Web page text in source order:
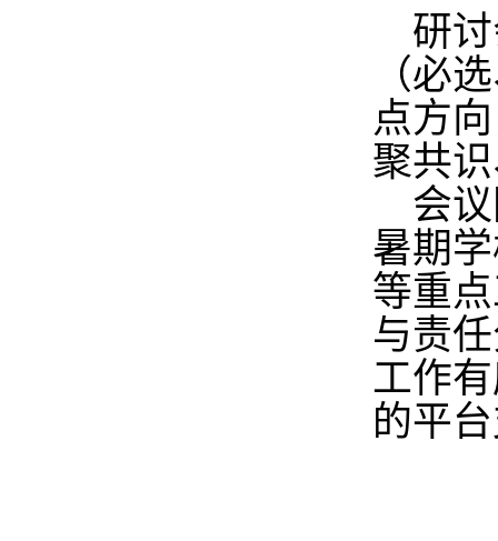
研讨
（必
点方
聚共
会议
暑期
等重
与责
工作
的平